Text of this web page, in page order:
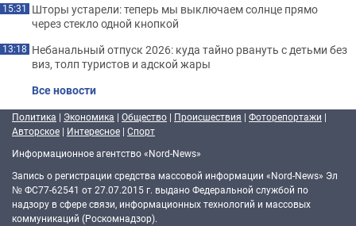
15:31 Шторы устарели: теперь мы выключаем солнце прямо
через стекло одной кнопкой
13:18 Небанальный отпуск 2026: куда тайно рвануть с детьми без
виз, толп туристов и адской жары
Все новости
Политика | Экономика | Общество | Происшествия | Фоторепортажи |
Авторское | Интересное | Спорт
Информационное агентство «Nord-News»
Запись о регистрации средства массовой информации «Nord-News» Эл
№ ФС77-62541 от 27.07.2015 г. выдано Федеральной службой по
надзору в сфере связи, информационных технологий и массовых
коммуникаций (Роскомнадзор).